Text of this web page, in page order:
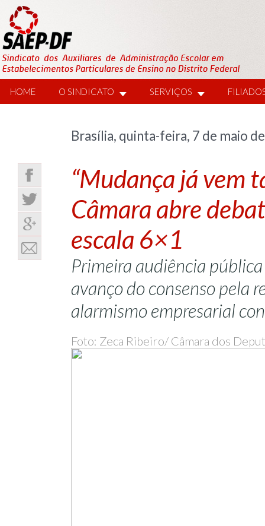
HOME O SINDICATO SERVIÇOS
Brasília, quinta-feira, 7 de maio
“Mudança já vem
Câmara abre
escala 6×1
Primeira audiência
avanço do consenso pela
alarmismo empresarial
Foto: Zeca Ribeiro/ Câmara dos